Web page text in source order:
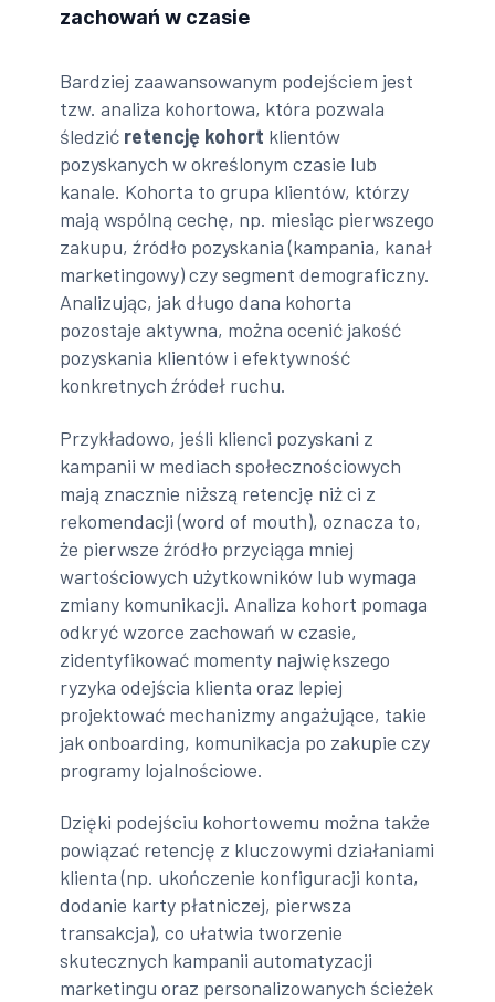
zachowań w czasie
Bardziej zaawansowanym podejściem jest
tzw. analiza kohortowa, która pozwala
śledzić retencję kohort klientów
pozyskanych w określonym czasie lub
kanale. Kohorta to grupa klientów, którzy
mają wspólną cechę, np. miesiąc pierwszego
zakupu, źródło pozyskania (kampania, kanał
marketingowy) czy segment demograficzny.
Analizując, jak długo dana kohorta
pozostaje aktywna, można ocenić jakość
pozyskania klientów i efektywność
konkretnych źródeł ruchu.
Przykładowo, jeśli klienci pozyskani z
kampanii w mediach społecznościowych
mają znacznie niższą retencję niż ci z
rekomendacji (word of mouth), oznacza to,
że pierwsze źródło przyciąga mniej
wartościowych użytkowników lub wymaga
zmiany komunikacji. Analiza kohort pomaga
odkryć wzorce zachowań w czasie,
zidentyfikować momenty największego
ryzyka odejścia klienta oraz lepiej
projektować mechanizmy angażujące, takie
jak onboarding, komunikacja po zakupie czy
programy lojalnościowe.
Dzięki podejściu kohortowemu można także
powiązać retencję z kluczowymi działaniami
klienta (np. ukończenie konfiguracji konta,
dodanie karty płatniczej, pierwsza
transakcja), co ułatwia tworzenie
skutecznych kampanii automatyzacji
marketingu oraz personalizowanych ścieżek